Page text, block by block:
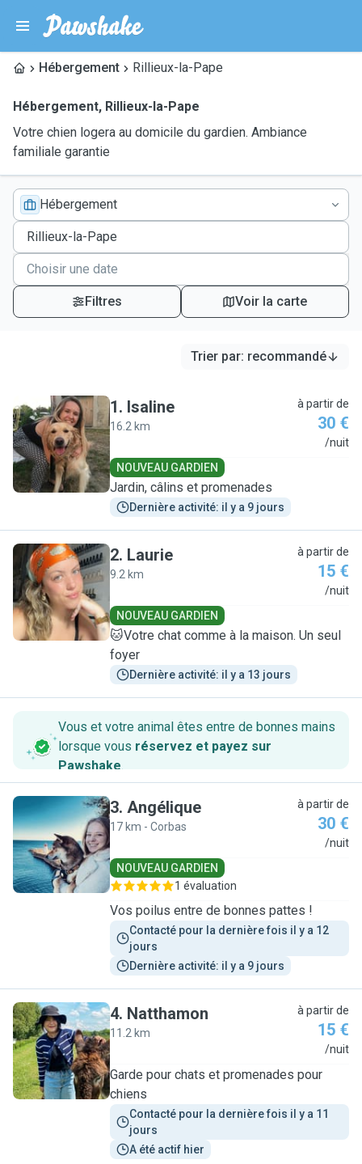
Hébergement Rillieux-la-Pape
Hébergement, Rillieux-la-Pape
Votre chien logera au domicile du gardien. Ambiance
familiale garantie
Hébergement
Filtres Voir la carte
Trier par: recommandé
I
1. Isaline
16.2 km
à partir de
30 €
/nuit
NOUVEAU GARDIEN
Jardin, câlins et promenades
Dernière activité: il y a 9 jours
L
2. Laurie
9.2 km
à partir de
15 €
/nuit
NOUVEAU GARDIEN
🐱Votre chat comme à la maison. Un seul
foyer
Dernière activité: il y a 13 jours
Vous et votre animal êtes entre de bonnes mains
lorsque vous réservez et payez sur
Pawshake.
A
3. Angélique
17 km - Corbas
à partir de
30 €
/nuit
NOUVEAU GARDIEN
1 évaluation
Vos poilus entre de bonnes pattes !
Contacté pour la dernière fois il y a 12
jours
Dernière activité: il y a 9 jours
N
4. Natthamon
11.2 km
à partir de
15 €
/nuit
Garde pour chats et promenades pour
chiens
Contacté pour la dernière fois il y a 11
jours
A été actif hier